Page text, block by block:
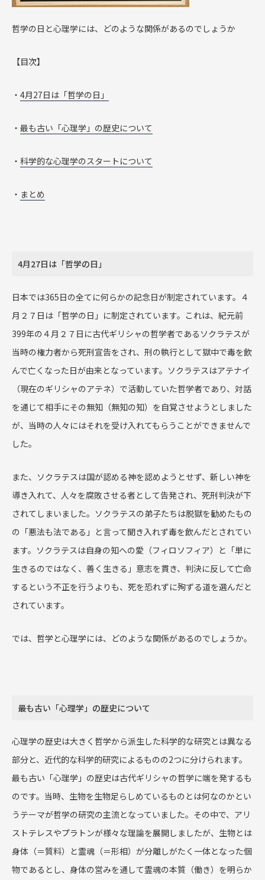
哲学の日と心理学には、どのような関係があるのでしょうか
【目次】
・ 4月27日は「哲学の日」
・ 最も古い「心理学」の歴史について
・ 科学的な心理学のスタートについて
・ まとめ
4月27日は「哲学の日」
日本では365日の全てに何らかの記念日が制定されています。４
月２７日は「哲学の日」に制定されています。これは、紀元前
399年の４月２７日に古代ギリシャの哲学者であるソクラテスが
当時の権力者から死刑宣告をされ、刑の執行として獄中で毒を飲
んで亡くなった日が由来となっています。ソクラテスはアテナイ
（現在のギリシャのアテネ）で活動していた哲学者であり、対話
を通じて相手にその無知（無知の知）を自覚させようとしました
が、当時の人々にはそれを受け入れてもらうことができませんで
した。
また、ソクラテスは国が認める神を認めようとせず、新しい神を
導き入れて、人々を腐敗させる者として告発され、死刑判決が下
されてしまいました。ソクラテスの弟子たちは脱獄を勧めたもの
の「悪法も法である」と言って聞き入れず毒を飲んだとされてい
ます。ソクラテスは自身の知への愛（フィロソフィア）と「単に
生きるのではなく、善く生きる」意志を貫き、判決に反して亡命
するという不正を行うよりも、死を恐れずに殉ずる道を選んだと
されています。
では、哲学と心理学には、どのような関係があるのでしょうか。
最も古い「心理学」の歴史について
心理学の歴史は大きく哲学から派生した科学的な研究とは異なる
部分と、近代的な科学的研究によるものの2つに分けられます。
最も古い「心理学」の歴史は古代ギリシャの哲学に端を発するも
のです。当時、生物を生物足らしめているものとは何なのかとい
うテーマが哲学の研究の主流となっていました。その中で、アリ
ストテレスやプラトンが様々な理論を展開しましたが、生物とは
身体（＝質料）と霊魂（＝形相）が分離しがたく一体となった個
物であるとし、身体の営みを通して霊魂の本質（働き）を明らか